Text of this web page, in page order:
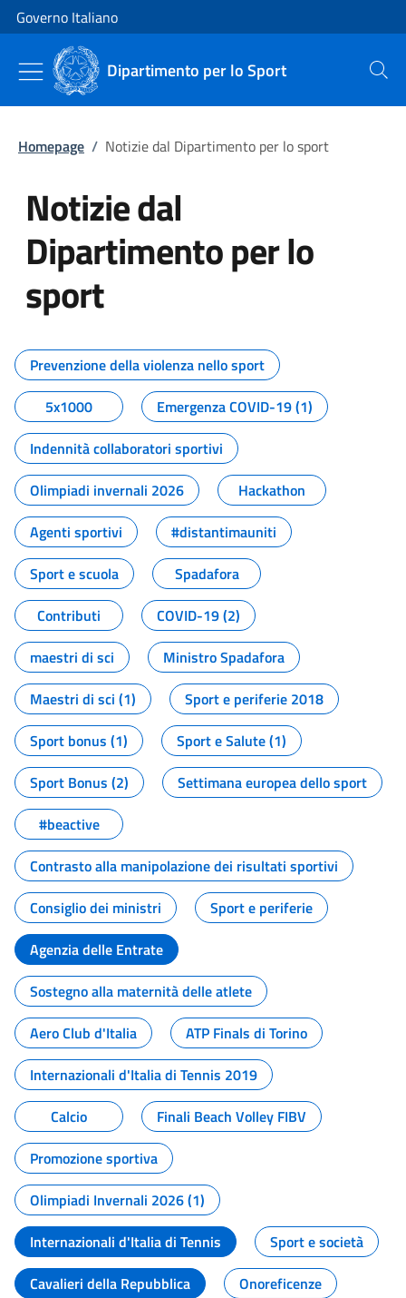
Vai al contenuto
Vai alla navigazione del sito
Governo Italiano
Dipartimento per lo Sport Cerca
Homepage / Notizie dal Dipartimento per lo sport
Notizie dal
Dipartimento per lo
sport
Tutti i contenuti della pagina
Prevenzione della violenza nello sport
5x1000
Emergenza COVID-19 (1)
Indennità collaboratori sportivi
Olimpiadi invernali 2026
Hackathon
Agenti sportivi
#distantimauniti
Sport e scuola
Spadafora
Contributi
COVID-19 (2)
maestri di sci
Ministro Spadafora
Maestri di sci (1)
Sport e periferie 2018
Sport bonus (1)
Sport e Salute (1)
Sport Bonus (2)
Settimana europea dello sport
#beactive
Contrasto alla manipolazione dei risultati sportivi
Consiglio dei ministri
Sport e periferie
Agenzia delle Entrate
Sostegno alla maternità delle atlete
Aero Club d'Italia
ATP Finals di Torino
Internazionali d'Italia di Tennis 2019
Calcio
Finali Beach Volley FIBV
Promozione sportiva
Olimpiadi Invernali 2026 (1)
Internazionali d'Italia di Tennis
Sport e società
Cavalieri della Repubblica
Onoreficenze